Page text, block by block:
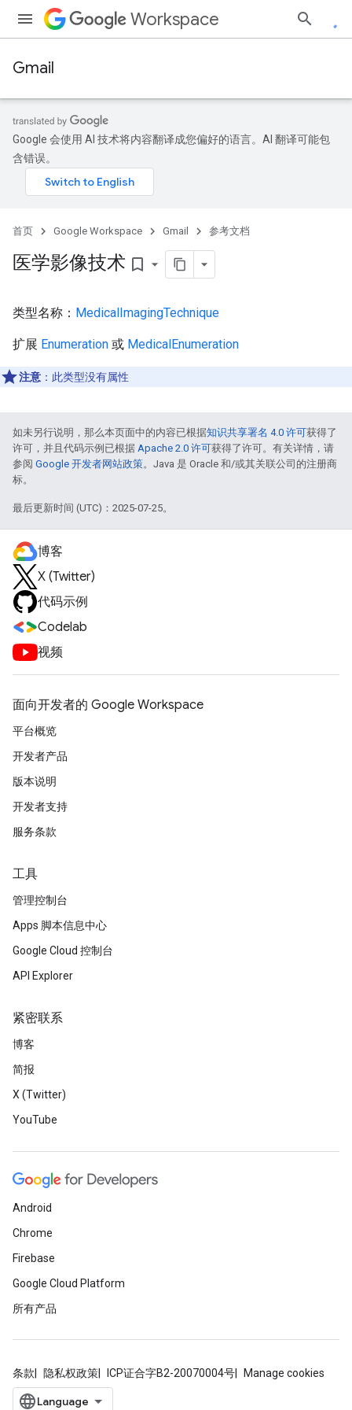
Workspace
Gmail
Google 会使用 AI 技术将内容翻译成您偏好的语言。AI 翻译可能包
含错误。
首页 Google Workspace Gmail 参考文档
医学影像技术 bookmark_border
类型名称： MedicalImagingTechnique
扩展 Enumeration 或 MedicalEnumeration
注意 ：此类型没有属性
如未另行说明，那么本页面中的内容已根据知识共享署名 4.0 许可获得了
许可，并且代码示例已根据 Apache 2.0 许可获得了许可。有关详情，请
参阅 Google 开发者网站政策。Java 是 Oracle 和/或其关联公司的注册商
标。
最后更新时间 (UTC)：2025-07-25。
博客
X (Twitter)
代码示例
Codelab
视频
面向开发者的 Google Workspace
平台概览
开发者产品
版本说明
开发者支持
服务条款
工具
管理控制台
Apps 脚本信息中心
Google Cloud 控制台
API Explorer
紧密联系
博客
简报
X (Twitter)
YouTube
Android
Chrome
Firebase
Google Cloud Platform
所有产品
条款 隐私权政策 ICP证合字B2-20070004号 Manage cookies